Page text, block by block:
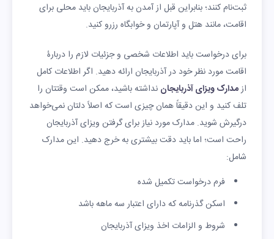
ثبت‌نام کنند؛ بنابراین قبل از آمدن به آذربایجان باید محلی برای
اقامت، مانند هتل و آپارتمان و خوابگاه رزرو کنید.
برای درخواست باید اطلاعات شخصی و جزئیات لازم را دربارۀ
اقامت مورد نظر خود در آذربایجان ارائه دهید. اگر اطلاعات کامل
ازمدارک ویزای آذربایجان نداشته باشید، ممکن است وقتتان را
تلف کنید و این دقیقاً همان چیزی است که اصلاً دلتان نمی‌خواهد
درگیرش شوید. مدارک مورد نیاز برای گرفتن ویزای آذربایجان
راحت است؛ اما باید دقت بیشتری به خرج دهید. این مدارک
شامل:
فرم درخواست تکمیل شده
اسکن گذرنامه که دارای اعتبار سه ماهه باشد
شروط و الزامات اخذ ویزای آذربایجان